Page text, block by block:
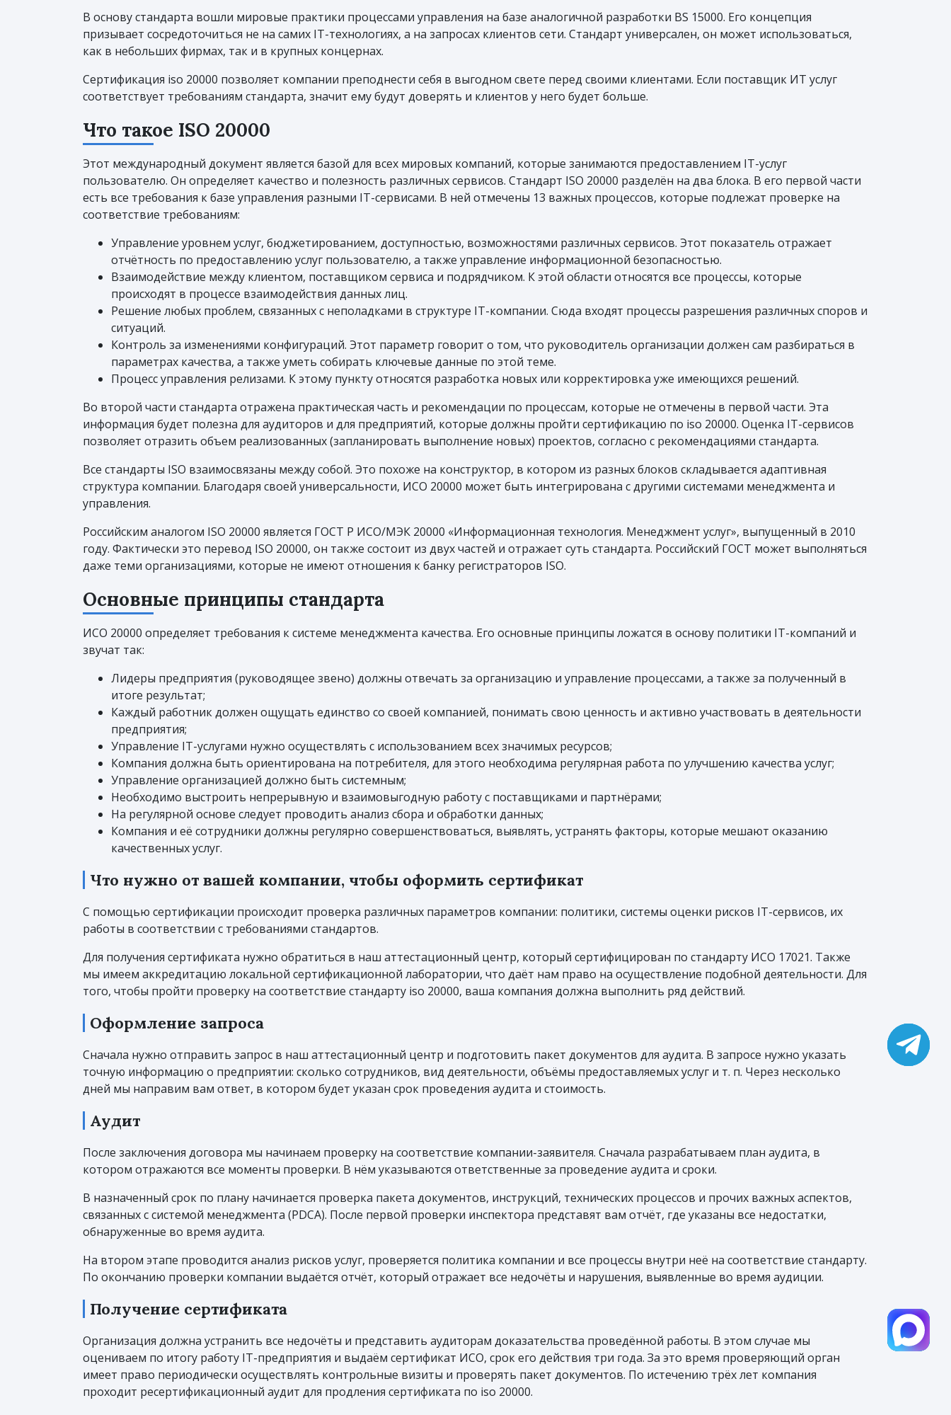
В основу стандарта вошли мировые практики процессами управления на базе аналогичной разработки BS 15000. Его концепция
призывает сосредоточиться не на самих IT-технологиях, а на запросах клиентов сети. Стандарт универсален, он может использоваться,
как в небольших фирмах, так и в крупных концернах.
Сертификация iso 20000 позволяет компании преподнести себя в выгодном свете перед своими клиентами. Если поставщик ИТ услуг
соответствует требованиям стандарта, значит ему будут доверять и клиентов у него будет больше.
Что такое ISO 20000
Этот международный документ является базой для всех мировых компаний, которые занимаются предоставлением IT-услуг
пользователю. Он определяет качество и полезность различных сервисов. Стандарт ISO 20000 разделён на два блока. В его первой части
есть все требования к базе управления разными IT-сервисами. В ней отмечены 13 важных процессов, которые подлежат проверке на
соответствие требованиям:
Управление уровнем услуг, бюджетированием, доступностью, возможностями различных сервисов. Этот показатель отражает
отчётность по предоставлению услуг пользователю, а также управление информационной безопасностью.
Взаимодействие между клиентом, поставщиком сервиса и подрядчиком. К этой области относятся все процессы, которые
происходят в процессе взаимодействия данных лиц.
Решение любых проблем, связанных с неполадками в структуре IT-компании. Сюда входят процессы разрешения различных споров и
ситуаций.
Контроль за изменениями конфигураций. Этот параметр говорит о том, что руководитель организации должен сам разбираться в
параметрах качества, а также уметь собирать ключевые данные по этой теме.
Процесс управления релизами. К этому пункту относятся разработка новых или корректировка уже имеющихся решений.
Во второй части стандарта отражена практическая часть и рекомендации по процессам, которые не отмечены в первой части. Эта
информация будет полезна для аудиторов и для предприятий, которые должны пройти сертификацию по iso 20000. Оценка IT-сервисов
позволяет отразить объем реализованных (запланировать выполнение новых) проектов, согласно с рекомендациями стандарта.
Все стандарты ISO взаимосвязаны между собой. Это похоже на конструктор, в котором из разных блоков складывается адаптивная
структура компании. Благодаря своей универсальности, ИСО 20000 может быть интегрирована с другими системами менеджмента и
управления.
Российским аналогом ISO 20000 является ГОСТ Р ИСО/МЭК 20000 «Информационная технология. Менеджмент услуг», выпущенный в 2010
году. Фактически это перевод ISO 20000, он также состоит из двух частей и отражает суть стандарта. Российский ГОСТ может выполняться
даже теми организациями, которые не имеют отношения к банку регистраторов ISO.
Основные принципы стандарта
ИСО 20000 определяет требования к системе менеджмента качества. Его основные принципы ложатся в основу политики IT-компаний и
звучат так:
Лидеры предприятия (руководящее звено) должны отвечать за организацию и управление процессами, а также за полученный в
итоге результат;
Каждый работник должен ощущать единство со своей компанией, понимать свою ценность и активно участвовать в деятельности
предприятия;
Управление IT-услугами нужно осуществлять с использованием всех значимых ресурсов;
Компания должна быть ориентирована на потребителя, для этого необходима регулярная работа по улучшению качества услуг;
Управление организацией должно быть системным;
Необходимо выстроить непрерывную и взаимовыгодную работу с поставщиками и партнёрами;
На регулярной основе следует проводить анализ сбора и обработки данных;
Компания и её сотрудники должны регулярно совершенствоваться, выявлять, устранять факторы, которые мешают оказанию
качественных услуг.
Что нужно от вашей компании, чтобы оформить сертификат
С помощью сертификации происходит проверка различных параметров компании: политики, системы оценки рисков IT-сервисов, их
работы в соответствии с требованиями стандартов.
Для получения сертификата нужно обратиться в наш аттестационный центр, который сертифицирован по стандарту ИСО 17021. Также
мы имеем аккредитацию локальной сертификационной лаборатории, что даёт нам право на осуществление подобной деятельности. Для
того, чтобы пройти проверку на соответствие стандарту iso 20000, ваша компания должна выполнить ряд действий.
Оформление запроса
Сначала нужно отправить запрос в наш аттестационный центр и подготовить пакет документов для аудита. В запросе нужно указать
точную информацию о предприятии: сколько сотрудников, вид деятельности, объёмы предоставляемых услуг и т. п. Через несколько
дней мы направим вам ответ, в котором будет указан срок проведения аудита и стоимость.
Аудит
После заключения договора мы начинаем проверку на соответствие компании-заявителя. Сначала разрабатываем план аудита, в
котором отражаются все моменты проверки. В нём указываются ответственные за проведение аудита и сроки.
В назначенный срок по плану начинается проверка пакета документов, инструкций, технических процессов и прочих важных аспектов,
связанных с системой менеджмента (PDCA). После первой проверки инспектора представят вам отчёт, где указаны все недостатки,
обнаруженные во время аудита.
На втором этапе проводится анализ рисков услуг, проверяется политика компании и все процессы внутри неё на соответствие стандарту.
По окончанию проверки компании выдаётся отчёт, который отражает все недочёты и нарушения, выявленные во время аудиции.
Получение сертификата
Организация должна устранить все недочёты и представить аудиторам доказательства проведённой работы. В этом случае мы
оцениваем по итогу работу IT-предприятия и выдаём сертификат ИСО, срок его действия три года. За это время проверяющий орган
имеет право периодически осуществлять контрольные визиты и проверять пакет документов. По истечению трёх лет компания
проходит ресертификационный аудит для продления сертификата по iso 20000.